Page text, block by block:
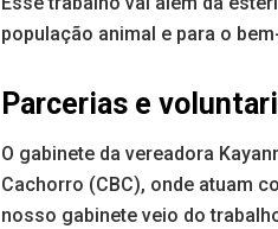
população animal e para o
Parcerias e
O gabinete da vereadora
Cachorro (CBC), onde atuam
nosso gabinete veio do